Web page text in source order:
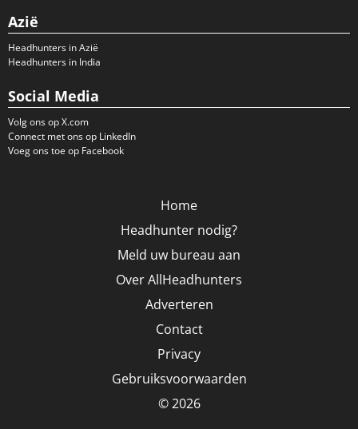
Azië
Headhunters in Azië
Headhunters in India
Social Media
Volg ons op X.com
Connect met ons op LinkedIn
Voeg ons toe op Facebook
Home
Headhunter nodig?
Meld uw bureau aan
Over AllHeadhunters
Adverteren
Contact
Privacy
Gebruiksvoorwaarden
© 2026